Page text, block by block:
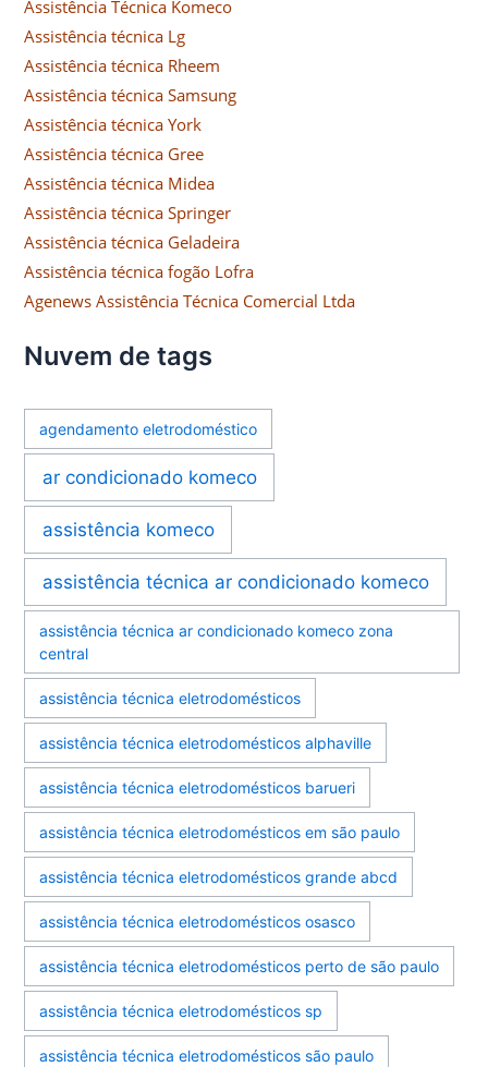
Assistência Técnica Komeco
Assistência técnica Lg
Assistência técnica Rheem
Assistência técnica Samsung
Assistência técnica York
Assistência técnica Gree
Assistência técnica Midea
Assistência técnica Springer
Assistência técnica Geladeira
Assistência técnica fogão Lofra
Agenews Assistência Técnica Comercial Ltda
Nuvem de tags
agendamento eletrodoméstico
ar condicionado komeco
assistência komeco
assistência técnica ar condicionado komeco
assistência técnica ar condicionado komeco zona
central
assistência técnica eletrodomésticos
assistência técnica eletrodomésticos alphaville
assistência técnica eletrodomésticos barueri
assistência técnica eletrodomésticos em são paulo
assistência técnica eletrodomésticos grande abcd
assistência técnica eletrodomésticos osasco
assistência técnica eletrodomésticos perto de são paulo
assistência técnica eletrodomésticos sp
assistência técnica eletrodomésticos são paulo